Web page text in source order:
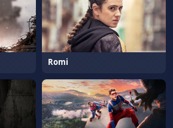
Romi